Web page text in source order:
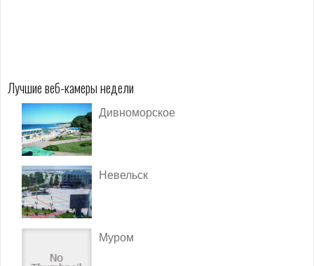
Лучшие веб-камеры недели
Дивноморское
Невельск
Муром